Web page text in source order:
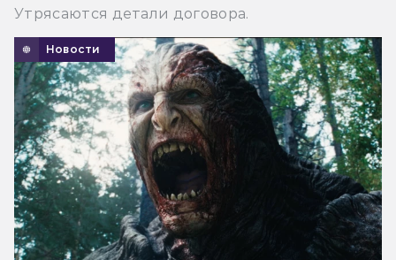
Утрясаются детали договора.
Новости